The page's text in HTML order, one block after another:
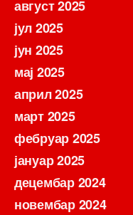
август 2025
јул 2025
јун 2025
мај 2025
април 2025
март 2025
фебруар 2025
јануар 2025
децембар 2024
новембар 2024